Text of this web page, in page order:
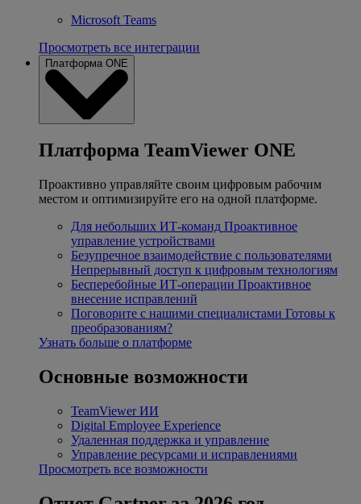
Microsoft Teams
Просмотреть все интеграции
Платформа ONE
Платформа TeamViewer ONE
Проактивно управляйте своим цифровым рабочим
местом и оптимизируйте его на одной платформе.
Для небольших ИТ-команд Проактивное
управление устройствами
Безупречное взаимодействие с пользователями
Непрерывный доступ к цифровым технологиям
Бесперебойные ИТ-операции Проактивное
внесение исправлений
Поговорите с нашими специалистами Готовы к
преобразованиям?
Узнать больше о платформе
Основные возможности
TeamViewer ИИ
Digital Employee Experience
Удаленная поддержка и управление
Управление ресурсами и исправлениями
Просмотреть все возможности